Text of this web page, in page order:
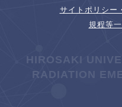
サイトポリシー
規程等
HIROSAKI
RADIATION